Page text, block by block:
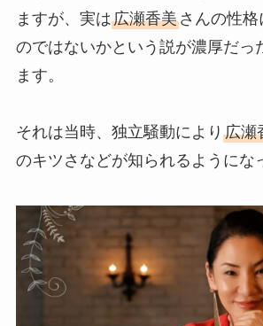
ますが、実は広瀬香美さんの性格
のではないかという説が濃厚だっ
ます。
それは当時、独立騒動により 広瀬
のキツさなどが知られるようにな